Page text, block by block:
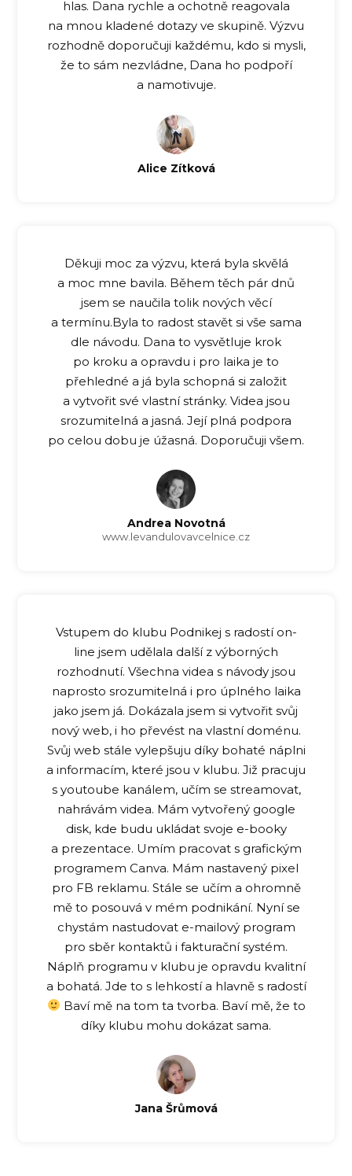
hlas. Dana rychle a ochotně reagovala
na mnou kladené dotazy ve skupině. Výzvu
rozhodně doporučuji každému, kdo si mysli,
že to sám nezvládne, Dana ho podpoří
a namotivuje.
Alice Zítková
Děkuji moc za výzvu, která byla skvělá
a moc mne bavila. Během těch pár dnů
jsem se naučila tolik nových věcí
a termínu.Byla to radost stavět si vše sama
dle návodu. Dana to vysvětluje krok
po kroku a opravdu i pro laika je to
přehledné a já byla schopná si založit
a vytvořit své vlastní stránky. Videa jsou
srozumitelná a jasná. Její plná podpora
po celou dobu je úžasná. Doporučuji všem.
Andrea Novotná
www.levandulovavcelnice.cz
Vstupem do klubu Podnikej s radostí on-
line jsem udělala další z výborných
rozhodnutí. Všechna videa s návody jsou
naprosto srozumitelná i pro úplného laika
jako jsem já. Dokázala jsem si vytvořit svůj
nový web, i ho převést na vlastní doménu.
Svůj web stále vylepšuju díky bohaté náplni
a informacím, které jsou v klubu. Již pracuju
s youtoube kanálem, učím se streamovat,
nahrávám videa. Mám vytvořený google
disk, kde budu ukládat svoje e-booky
a prezentace. Umím pracovat s grafickým
programem Canva. Mám nastavený pixel
pro FB reklamu. Stále se učím a ohromně
mě to posouvá v mém podnikání. Nyní se
chystám nastudovat e-mailový program
pro sběr kontaktů i fakturační systém.
Náplň programu v klubu je opravdu kvalitní
a bohatá. Jde to s lehkostí a hlavně s radostí
Baví mě na tom ta tvorba. Baví mě, že to
díky klubu mohu dokázat sama.
Jana Šrůmová